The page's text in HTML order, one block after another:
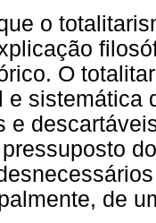
o
O
e sistemática
e
de